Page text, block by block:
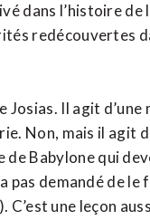
dans l’histoire de
redécouvertes
Il agit d’une
Non, mais il agit
de Babylone qui
pas demandé de le
C’est une leçon